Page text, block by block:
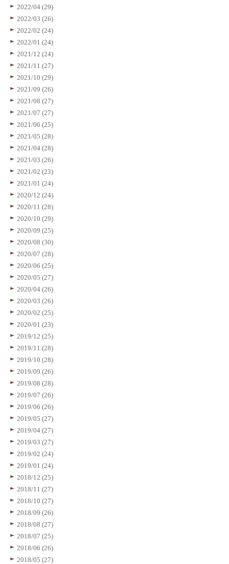
2022/04 (29)
2022/03 (26)
2022/02 (24)
2022/01 (24)
2021/12 (24)
2021/11 (27)
2021/10 (29)
2021/09 (26)
2021/08 (27)
2021/07 (27)
2021/06 (25)
2021/05 (28)
2021/04 (28)
2021/03 (26)
2021/02 (23)
2021/01 (24)
2020/12 (24)
2020/11 (28)
2020/10 (29)
2020/09 (25)
2020/08 (30)
2020/07 (28)
2020/06 (25)
2020/05 (27)
2020/04 (26)
2020/03 (26)
2020/02 (25)
2020/01 (23)
2019/12 (25)
2019/11 (28)
2019/10 (28)
2019/09 (26)
2019/08 (28)
2019/07 (26)
2019/06 (26)
2019/05 (27)
2019/04 (27)
2019/03 (27)
2019/02 (24)
2019/01 (24)
2018/12 (25)
2018/11 (27)
2018/10 (27)
2018/09 (26)
2018/08 (27)
2018/07 (25)
2018/06 (26)
2018/05 (27)